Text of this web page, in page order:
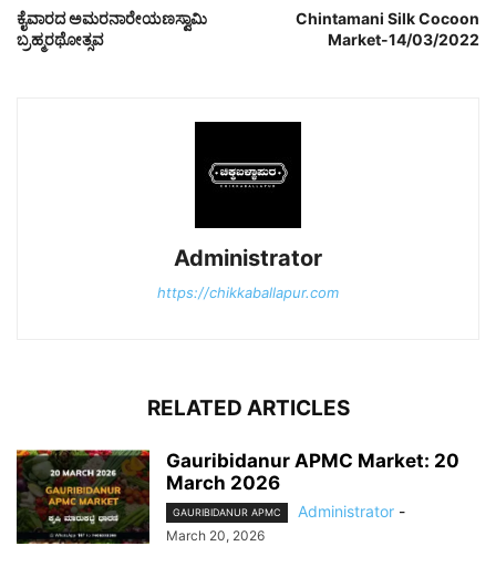
ಕೈವಾರದ ಅಮರನಾರೇಯಣಸ್ವಾಮಿ
ಬ್ರಹ್ಮರಥೋತ್ಸವ
Chintamani Silk Cocoon
Market-14/03/2022
Administrator
https://chikkaballapur.com
RELATED ARTICLES
Gauribidanur APMC Market: 20
March 2026
GAURIBIDANUR APMC Administrator -
March 20, 2026